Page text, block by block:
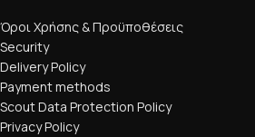
Όροι Χρήσης & Προϋποθέσεις
Security
Delivery Policy
Payment methods
Scout Data Protection Policy
Privacy Policy